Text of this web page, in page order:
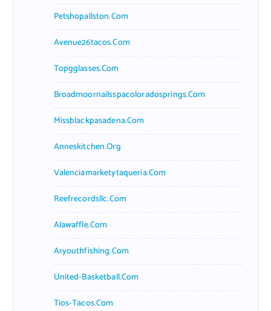
Petshopallston.com
Avenue26tacos.com
Topgglasses.com
Broadmoornailsspacoloradosprings.com
Missblackpasadena.com
Anneskitchen.org
Valenciamarketytaqueria.com
Reefrecordsllc.com
Alawaffle.com
Aryouthfishing.com
United-Basketball.com
Tios-Tacos.com